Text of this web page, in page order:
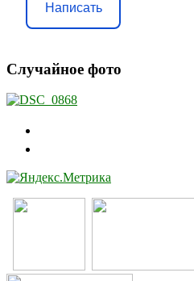
Написать
Случайное фото